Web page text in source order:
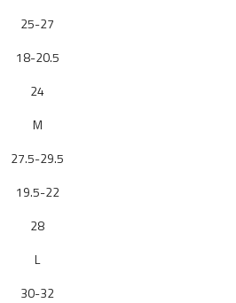
25-27
18-20.5
24
M
27.5-29.5
19.5-22
28
L
30-32